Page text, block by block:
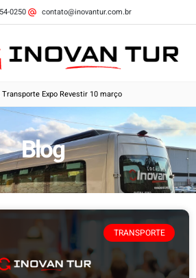
0250 contato@inovantur.com.br
Transporte Expo Revestir 10 março
Blog
TRANSPORTE